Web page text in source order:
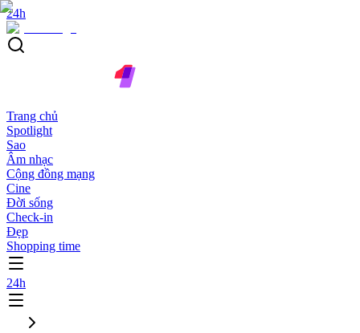
24h
Trang chủ
Spotlight
Sao
Âm nhạc
Cộng đồng mạng
Cine
Đời sống
Check-in
Đẹp
Shopping time
24h